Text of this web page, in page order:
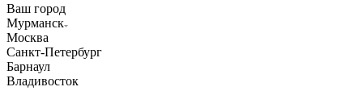
Ваш город
Мурманск
Москва
Санкт-Петербург
Барнаул
Владивосток